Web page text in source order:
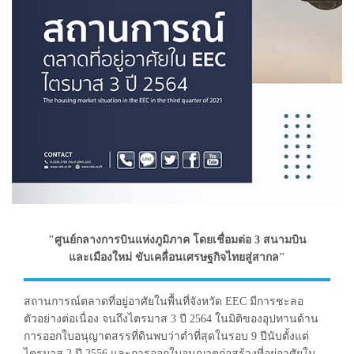
"ศูนย์กลางการบินแห่งภูมิภาค โดยเชื่อมต่อ 3 สนามบิน
และเมืองใหม่ ขับเคลื่อนเศรษฐกิจไทยสู่สากล"
สถานการณ์ตลาดที่อยู่อาศัยในพื้นที่จังหวัด EEC มีการชะลอ
ตัวอย่างต่อเนื่อง จนถึงไตรมาส 3 ปี 2564 ในมิติของอุปทานด้าน
การออกใบอนุญาตสรรที่ดินพบว่าต่ำที่สุดในรอบ 9 ปีนับตั้งแต่